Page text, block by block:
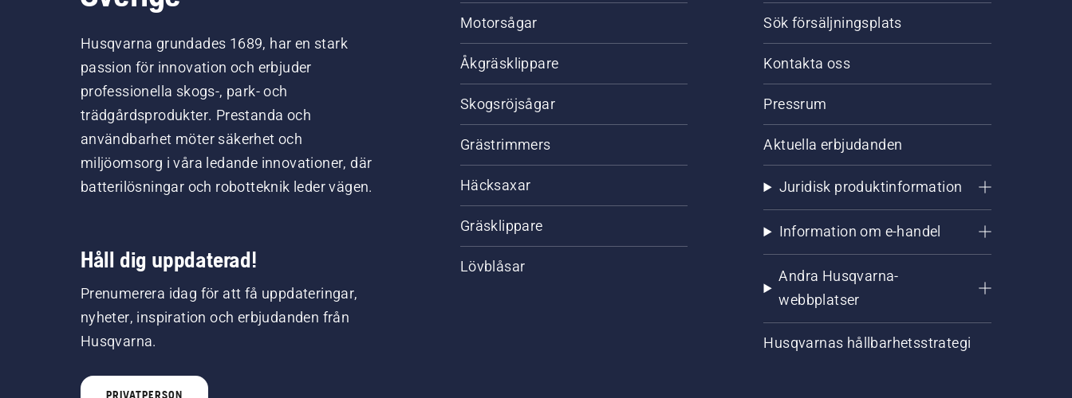
Husqvarna grundades 1689, har en stark
passion för innovation och erbjuder
professionella skogs-, park- och
trädgårdsprodukter. Prestanda och
användbarhet möter säkerhet och
miljöomsorg i våra ledande innovationer, där
batterilösningar och robotteknik leder vägen.
Håll dig uppdaterad!
Prenumerera idag för att få uppdateringar,
nyheter, inspiration och erbjudanden från
Husqvarna.
PRIVATPERSON
Motorsågar
Åkgräsklippare
Skogsröjsågar
Grästrimmers
Häcksaxar
Gräsklippare
Lövblåsar
Sök försäljningsplats
Kontakta oss
Pressrum
Aktuella erbjudanden
Juridisk produktinformation
Information om e-handel
Andra Husqvarna-
webbplatser
Husqvarnas hållbarhetsstrategi